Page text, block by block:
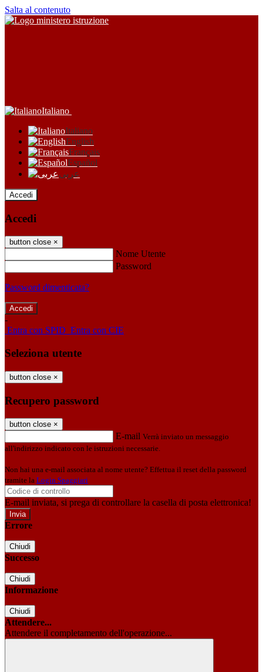
Salta al contenuto
Italiano
Italiano
English
Français
Español
عربى
Accedi
Accedi
button close ×
Nome Utente
Password
Password dimenticata?
-
Entra con SPID Entra con CIE
Seleziona utente
button close ×
Recupero password
button close ×
E-mail Verrà inviato un messaggio
all'indirizzo indicato con le istruzioni necessarie.
Non hai una e-mail associata al nome utente? Effettua il reset della password
tramite la Login Spaggiari
E-mail inviata, si prega di controllare la casella di posta elettronica!
Errore
Chiudi
Successo
Chiudi
Informazione
Chiudi
Attendere...
Attendere il completamento dell'operazione...